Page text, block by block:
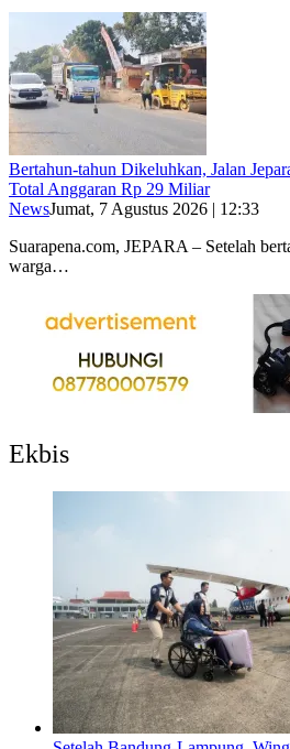
Bertahun-tahun Dikeluhkan, Jalan
Total Anggaran Rp 29 Miliar
NewsJumat, 7 Agustus 2026 | 12:33
Suarapena.com, JEPARA – Setelah
warga…
Ekbis